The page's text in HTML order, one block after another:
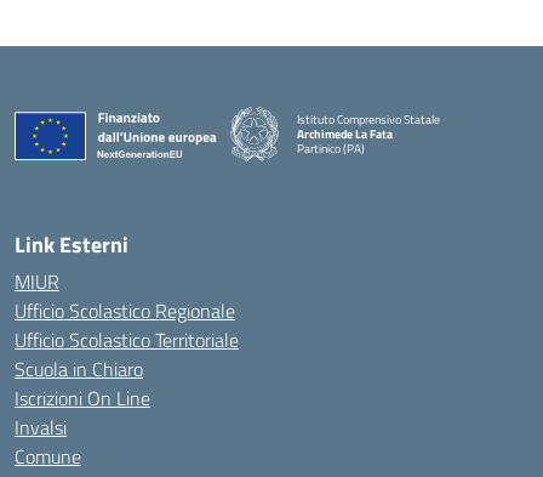
Istituto Comprensivo Statale
Archimede La Fata
Partinico (PA)
Link Esterni
MIUR
Ufficio Scolastico Regionale
Ufficio Scolastico Territoriale
Scuola in Chiaro
Iscrizioni On Line
Invalsi
Comune